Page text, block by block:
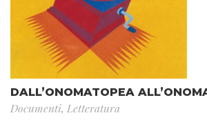
DALL’ONOMATOPEA
Documenti, Letteratura